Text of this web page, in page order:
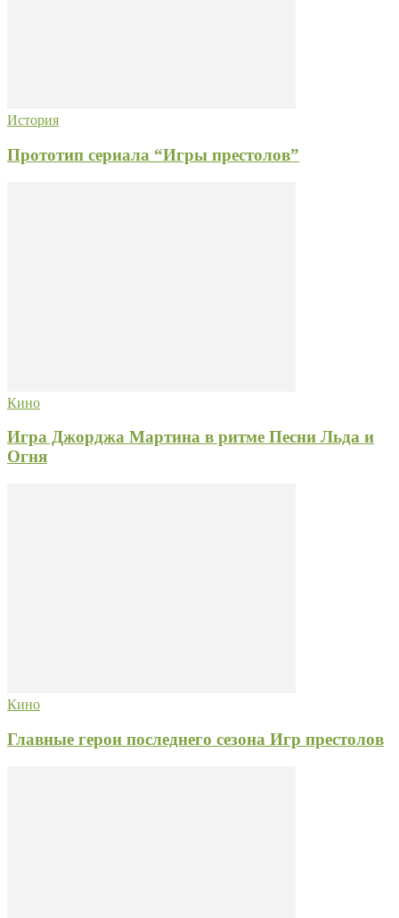
История
Прототип сериала “Игры престолов”
Кино
Игра Джорджа Мартина в ритме Песни Льда и
Огня
Кино
Главные герои последнего сезона Игр престолов